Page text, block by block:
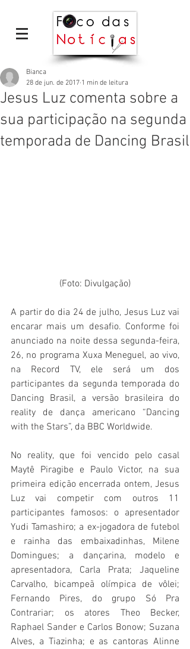
Jesus Luz comenta sobre a
sua participação na segunda
temporada de Dancing Brasil
Bianca
28 de jun. de 2017 1 min de leitura
(Foto: Divulgação)
A partir do dia 24 de julho, Jesus Luz vai
encarar mais um desafio. Conforme foi
anunciado na noite dessa segunda-feira,
26, no programa Xuxa Meneguel, ao vivo,
na Record TV, ele será um dos
participantes da segunda temporada do
Dancing Brasil, a versão brasileira do
reality de dança americano “Dancing
with the Stars”, da BBC Worldwide.
No reality, que foi vencido pelo casal
Maytê Piragibe e Paulo Victor, na sua
primeira edição encerrada ontem, Jesus
Luz vai competir com outros 11
participantes famosos: o apresentador
Yudi Tamashiro; a ex-jogadora de futebol
e rainha das embaixadinhas, Milene
Domingues; a dançarina, modelo e
apresentadora, Carla Prata; Jaqueline
Carvalho, bicampeã olímpica de vôlei;
Fernando Pires, do grupo Só Pra
Contrariar; os atores Theo Becker,
Raphael Sander e Carlos Bonow; Suzana
Alves, a Tiazinha; e as cantoras Alinne